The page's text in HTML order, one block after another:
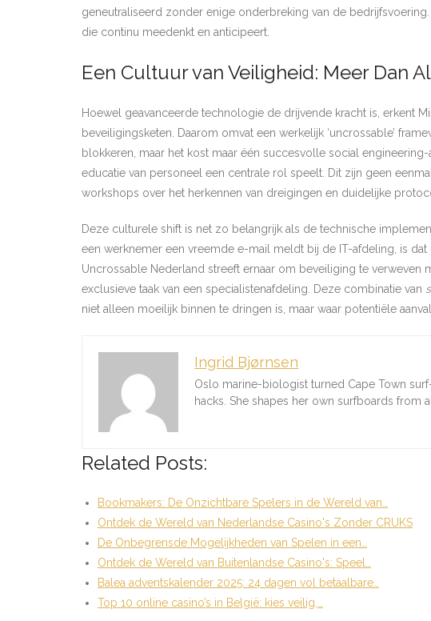
geneutraliseerd zonder enige onderbreking van de
die continu meedenkt en anticipeert.
Een Cultuur van Veiligheid: Meer Dan
Hoewel geavanceerde technologie de drijvende kracht is, erkent
beveiligingsketen. Daarom omvat een werkelijk ‘uncrossable’
blokkeren, maar het kost maar één succesvolle social
educatie van personeel een centrale rol speelt. Dit zijn geen
workshops over het herkennen van dreigingen en duidelijke
Deze culturele shift is net zo belangrijk als de technische
een werknemer een vreemde e-mail meldt bij de IT-afdeling, is
Uncrossable Nederland streeft ernaar om beveiliging te
exclusieve taak van een specialistenafdeling. Deze combinatie van
niet alleen moeilijk binnen te dringen is, maar waar potentiële
Ingrid Bjørnsen
Oslo marine-biologist turned Cape Town
hacks. She shapes her own surfboards from
Related Posts:
Bookmakers: De Onzichtbare Spelers in de Wereld van…
Ontdek de Wereld van Nederlandse Casino's Zonder CRUKS
De Onbegrensde Mogelijkheden van Spelen in een…
Ontdek de Wereld van Buitenlandse Casino's: Speel…
Balea adventskalender 2025: 24 dagen vol betaalbare…
Top 10 online casino’s in België: kies veilig,…